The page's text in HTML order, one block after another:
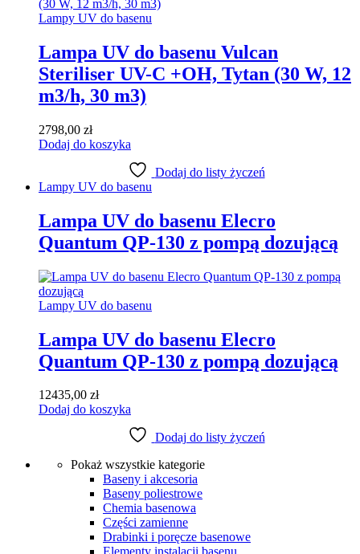
Lampy UV do basenu
Lampa UV do basenu Vulcan
Steriliser UV-C +OH, Tytan (30 W, 12
m3/h, 30 m3)
2798,00 zł
Dodaj do koszyka
Dodaj do listy życzeń
Lampy UV do basenu
Lampa UV do basenu Elecro
Quantum QP-130 z pompą dozującą
Lampy UV do basenu
Lampa UV do basenu Elecro
Quantum QP-130 z pompą dozującą
12435,00 zł
Dodaj do koszyka
Dodaj do listy życzeń
Pokaż wszystkie kategorie
Baseny i akcesoria
Baseny poliestrowe
Chemia basenowa
Części zamienne
Drabinki i poręcze basenowe